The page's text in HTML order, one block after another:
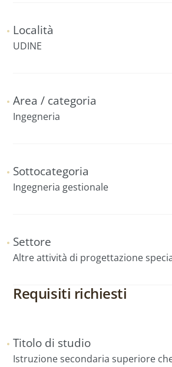
Località
UDINE
Area / categoria
Ingegneria
Sottocategoria
Ingegneria gestionale
Settore
Altre attività di progettazione
Requisiti richiesti
Titolo di studio
Istruzione secondaria superiore